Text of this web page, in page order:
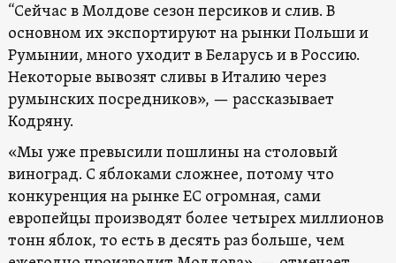
“Сейчас в Молдове сезон персиков и слив. В
основном их экспортируют на рынки Польши и
Румынии, много уходит в Беларусь и в Россию.
Некоторые вывозят сливы в Италию через
румынских посредников», — рассказывает
Кодряну.
«Мы уже превысили пошлины на столовый
виноград. С яблоками сложнее, потому что
конкуренция на рынке ЕС огромная, сами
европейцы производят более четырех миллионов
тонн яблок, то есть в десять раз больше, чем